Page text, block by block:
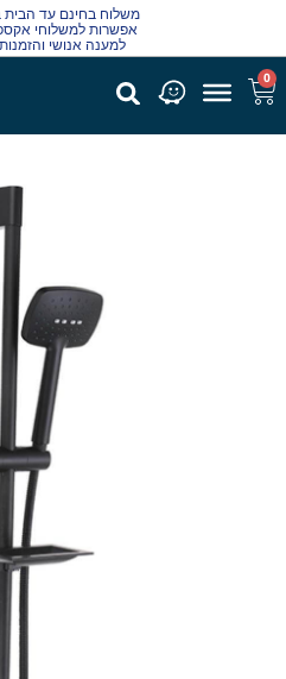
משלוח בחינם עד הבית
אפשרות למשלוחי
למענה אנושי והזמנות 04-9980997
0